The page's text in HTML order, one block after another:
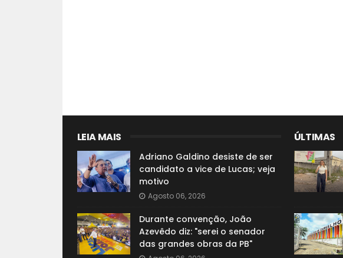
LEIA MAIS
Adriano Galdino desiste de ser
candidato a vice de Lucas; veja
motivo
Agosto 06, 2026
Durante convenção, João
Azevêdo diz: "serei o senador
das grandes obras da PB"
ÚLTIMAS